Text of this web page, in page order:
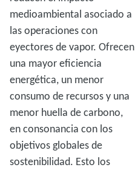
medioambiental asociado a
las operaciones con
eyectores de vapor. Ofrecen
una mayor eficiencia
energética, un menor
consumo de recursos y una
menor huella de carbono,
en consonancia con los
objetivos globales de
sostenibilidad. Esto los